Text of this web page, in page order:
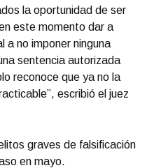
la oportunidad de ser
este momento dar a
a no imponer ninguna
sentencia autorizada
reconoce que ya no la
escribió el juez
graves de falsificación
en mayo.